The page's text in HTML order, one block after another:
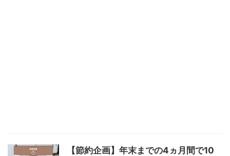
【節約企画】年末までの4ヵ月間で10